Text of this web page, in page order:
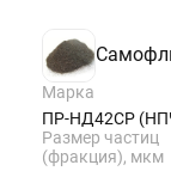
Марка
ПР-НД42СР
Размер частиц
(фракция), мкм